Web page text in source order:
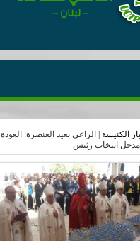
الكنيسة
الراعي بعيد العنصرة: العودة
مدخل انتخاب رئيس